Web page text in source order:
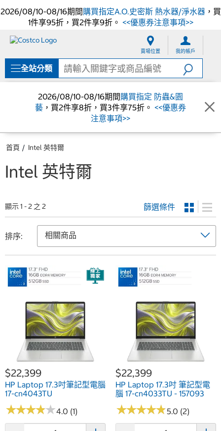
2026/08/10-08/16期間購買指定A.O.史密斯 熱水器/淨水器，買
1件享95折，買2件享9折。 <<優惠券注意事項>>
單
賣場位置 我的帳戶
全站分類
2026/08/10-08/16期間購買指定 防蟲&園
藝 ，買2件享8折，買3件享75折。 <<優惠券
注意事項>>
首頁 Intel 英特爾
Intel 英特爾
顯示 1 - 2 之 2 篩選條件
排序:
$22,399
HP Laptop 17.3吋筆記型電腦
17-cn4043TU
★★★★★
★★★★★4.0 (1)
$22,399
HP Laptop 17.3吋 筆記型電
腦 17-cn4033TU - 157093
★★★★★
★★★★★5.0 (2)